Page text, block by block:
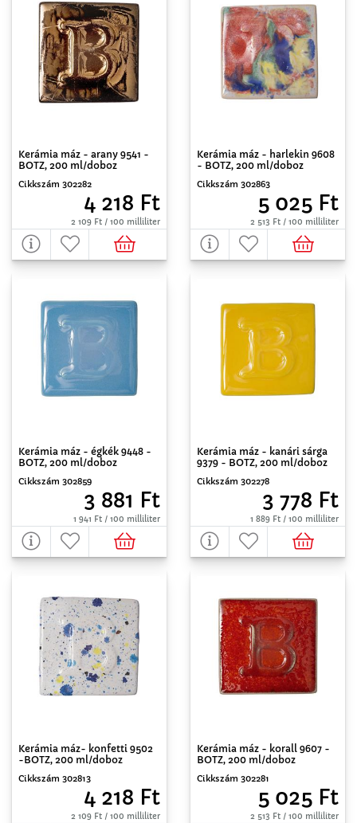
Kerámia máz - arany 9541 -
BOTZ, 200 ml/doboz
Cikkszám 302282
4 218 Ft
2 109 Ft / 100 milliliter
Kerámia máz - harlekin 9608
- BOTZ, 200 ml/doboz
Cikkszám 302863
5 025 Ft
2 513 Ft / 100 milliliter
Kerámia máz - égkék 9448 -
BOTZ, 200 ml/doboz
Cikkszám 302859
3 881 Ft
1 941 Ft / 100 milliliter
Kerámia máz - kanári sárga
9379 - BOTZ, 200 ml/doboz
Cikkszám 302278
3 778 Ft
1 889 Ft / 100 milliliter
Kerámia máz- konfetti 9502
-BOTZ, 200 ml/doboz
Cikkszám 302813
4 218 Ft
2 109 Ft / 100 milliliter
Kerámia máz - korall 9607 -
BOTZ, 200 ml/doboz
Cikkszám 302281
5 025 Ft
2 513 Ft / 100 milliliter